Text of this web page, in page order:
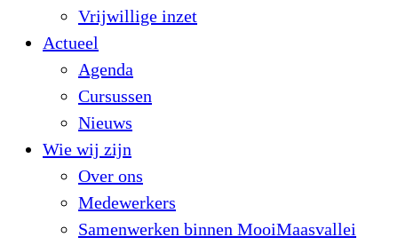
Vrijwillige inzet
Actueel
Agenda
Cursussen
Nieuws
Wie wij zijn
Over ons
Medewerkers
Samenwerken binnen MooiMaasvallei